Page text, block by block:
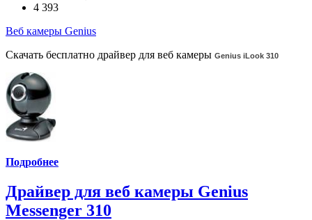
4 393
Веб камеры Genius
Скачать бесплатно драйвер для веб камеры Genius iLook 310
Подробнее
Драйвер для веб камеры Genius
Messenger 310